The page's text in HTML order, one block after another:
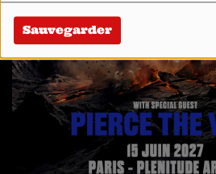
Sauvegarder